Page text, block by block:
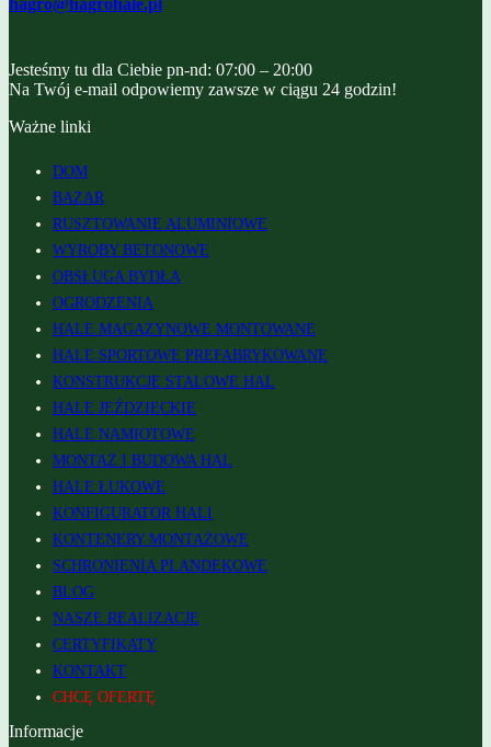
hagro@hagrohale.pl
Jesteśmy tu dla Ciebie pn-nd: 07:00 – 20:00
Na Twój e-mail odpowiemy zawsze w ciągu 24 godzin!
Ważne linki
DOM
BAZAR
RUSZTOWANIE ALUMINIOWE
WYROBY BETONOWE
OBSŁUGA BYDŁA
OGRODZENIA
HALE MAGAZYNOWE MONTOWANE
HALE SPORTOWE PREFABRYKOWANE
KONSTRUKCJE STALOWE HAL
HALE JEŹDZIECKIE
HALE NAMIOTOWE
MONTAŻ I BUDOWA HAL
HALE ŁUKOWE
KONFIGURATOR HALI
KONTENERY MONTAŻOWE
SCHRONIENIA PLANDEKOWE
BLOG
NASZE REALIZACJE
CERTYFIKATY
KONTAKT
CHCĘ OFERTĘ
Informacje